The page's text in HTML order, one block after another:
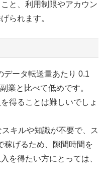
と、利用制限やアカウン
られます。
データ転送量あたり 0.1
業と比べて低めです。
得ることは難しいでしょ
キルや知識が不要で、ス
稼げるため、隙間時間を
を得たい方にとっては、